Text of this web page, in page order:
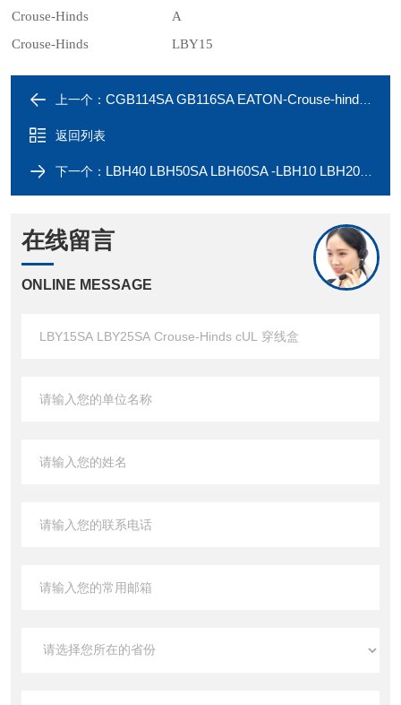
Crouse-Hinds
A
Crouse-Hinds
LBY15
上一个： CGB114SA GB116SA EATON-Crouse-hinds CGB114 SG CGB116 SG UL armored cable
返回列表
下一个： LBH40 LBH50SA LBH60SA -LBH10 LBH20 LHB30 Crouse-Hinds UL 穿线盒
在线留言
ONLINE MESSAGE